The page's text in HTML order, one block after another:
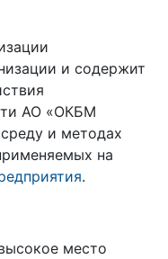
и содержит
АО «ОКБМ
и методах
на
.
место